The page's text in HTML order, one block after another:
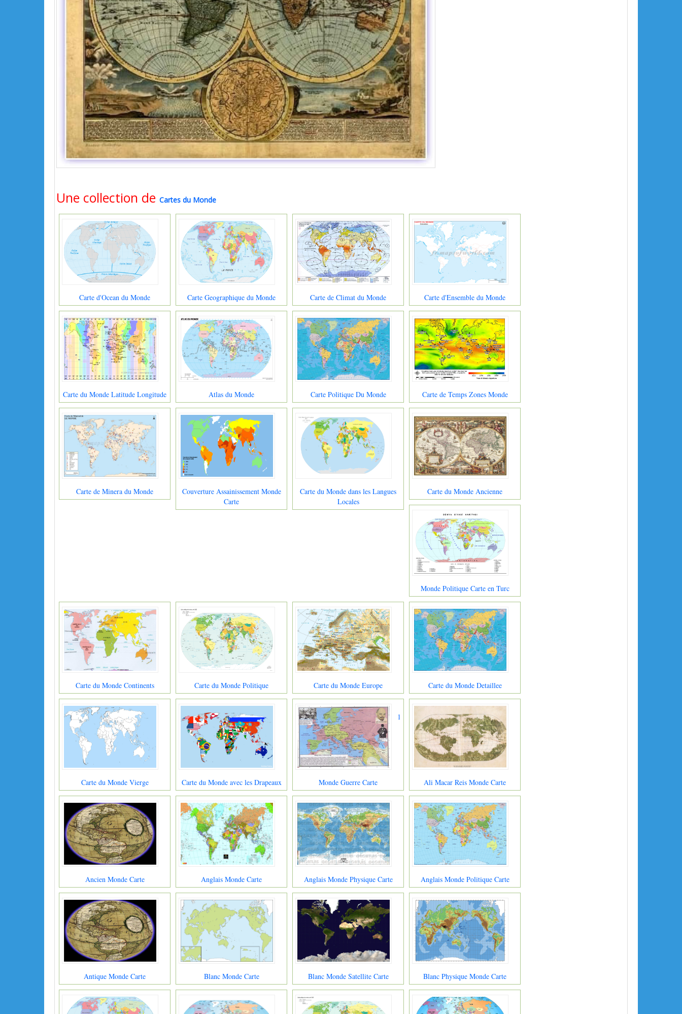
Une collection de Cartes du Monde
Carte d'Ocean du Monde Carte Geographique du Monde Carte de Climat du Monde Carte d'Ensemble du Monde
Carte du Monde Latitude Longitude Atlas du Monde Carte Politique Du Monde Carte de Temps Zones Monde
Carte de Minera du Monde
Couverture Assainissement Monde
Carte
Carte du Monde dans les Langues
Locales
Carte du Monde Ancienne
Monde Politique Carte en Turc
Carte du Monde Continents Carte du Monde Politique Carte du Monde Europe Carte du Monde Detaillee
Carte du Monde Vierge Carte du Monde avec les Drapeaux
1
Monde Guerre Carte Ali Macar Reis Monde Carte
Ancien Monde Carte Anglais Monde Carte Anglais Monde Physique Carte Anglais Monde Politique Carte
Antique Monde Carte Blanc Monde Carte Blanc Monde Satellite Carte Blanc Physique Monde Carte